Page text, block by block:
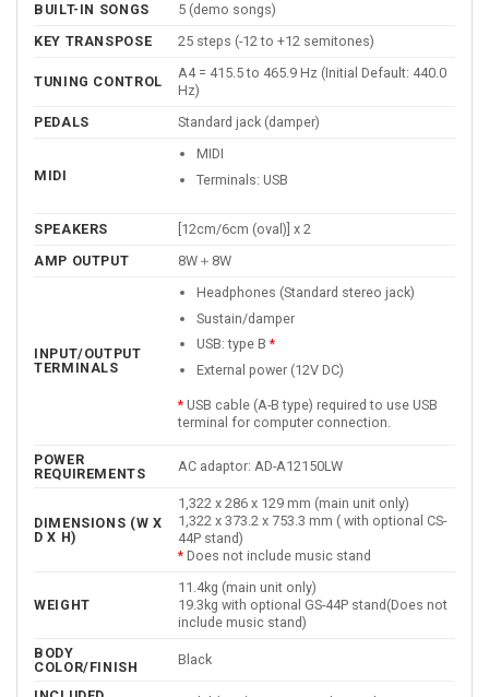
BUILT-IN SONGS
5 (demo songs)
KEY TRANSPOSE
25 steps (-12 to +12 semitones)
TUNING CONTROL
A4 = 415.5 to 465.9 Hz (Initial Default: 440.0
Hz)
PEDALS
Standard jack (damper)
MIDI
MIDI
Terminals: USB
SPEAKERS
[12cm/6cm (oval)] x 2
AMP OUTPUT
8W＋8W
INPUT/OUTPUT
TERMINALS
Headphones (Standard stereo jack)
Sustain/damper
USB: type B*
External power (12V DC)
* USB cable (A-B type) required to use USB
terminal for computer connection.
POWER
REQUIREMENTS
AC adaptor: AD-A12150LW
DIMENSIONS (W X
D X H)
1,322 x 286 x 129 mm (main unit only)
1,322 x 373.2 x 753.3 mm ( with optional CS-
44P stand)
* Does not include music stand
WEIGHT
11.4kg (main unit only)
19.3kg with optional GS-44P stand(Does not
include music stand)
BODY
COLOR/FINISH
Black